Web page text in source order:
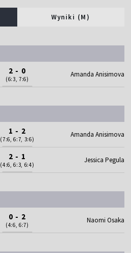
Wyniki (M)
2 - 0
(6:3, 7:6)
Amanda Anisimova
1 - 2
(7:6, 6:7, 3:6)
Amanda Anisimova
2 - 1
(4:6, 6:3, 6:4)
Jessica Pegula
0 - 2
(4:6, 6:7)
Naomi Osaka